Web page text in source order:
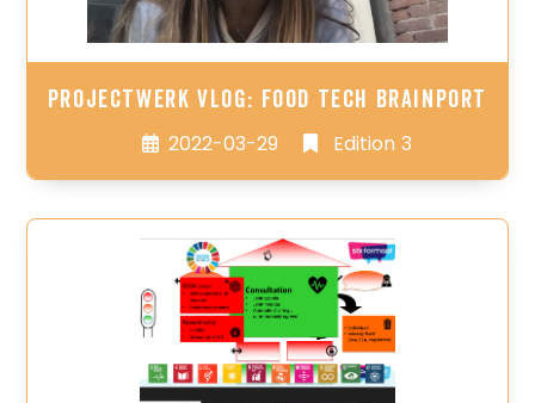
Projectwerk Vlog: Food Tech Brainport
2022-03-29 Edition 3